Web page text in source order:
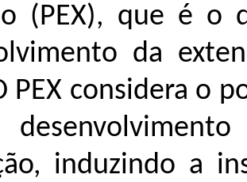
(PEX), que é o
da
PEX considera o
induzindo a